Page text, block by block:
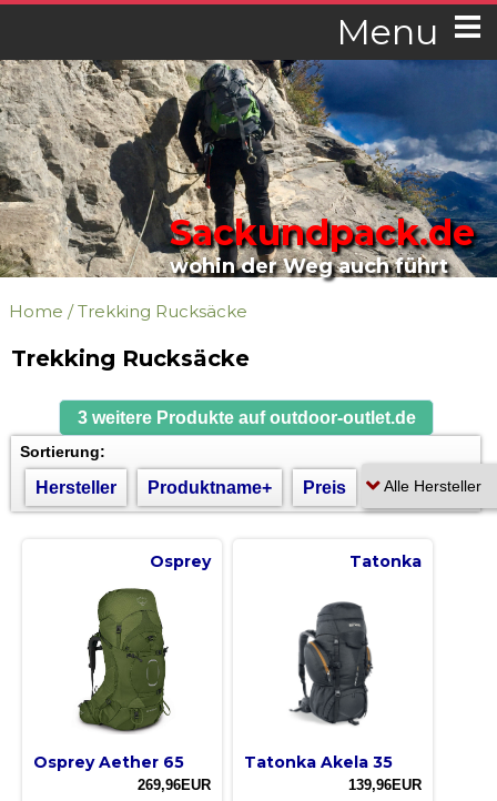
Menu
Sackundpack.de
wohin der Weg auch führt
Home /Trekking Rucksäcke
Trekking Rucksäcke
3 weitere Produkte auf outdoor-outlet.de
Sortierung:
Hersteller Produktname+ Preis
Osprey
Osprey Aether 65
269,96EUR
Tatonka
Tatonka Akela 35
139,96EUR